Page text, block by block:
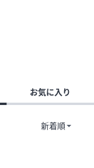
お気に入り